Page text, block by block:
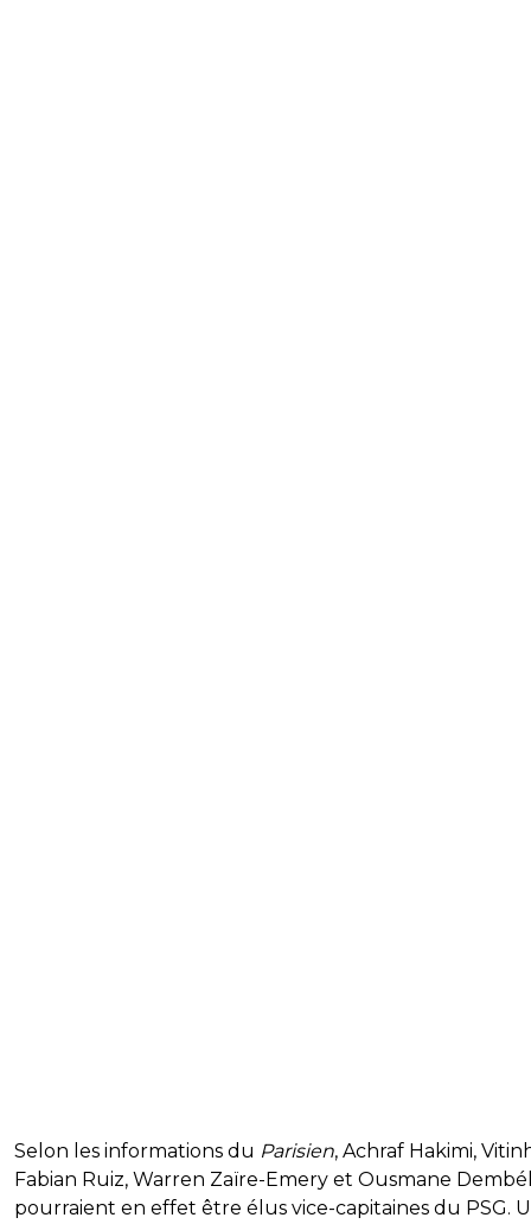
Selon les informations du Parisien, Achraf Hakimi,
Fabian Ruiz, Warren Zaïre-Emery et Ousmane
pourraient en effet être élus vice-capitaines du PSG.